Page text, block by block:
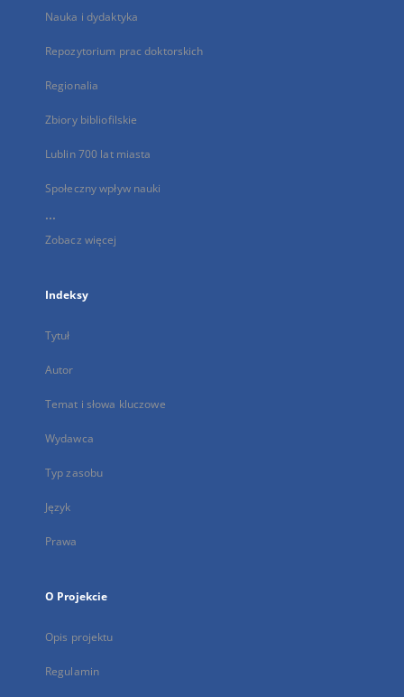
Nauka i dydaktyka
Repozytorium prac doktorskich
Regionalia
Zbiory bibliofilskie
Lublin 700 lat miasta
Społeczny wpływ nauki
...
Zobacz więcej
Indeksy
Tytuł
Autor
Temat i słowa kluczowe
Wydawca
Typ zasobu
Język
Prawa
O Projekcie
Opis projektu
Regulamin